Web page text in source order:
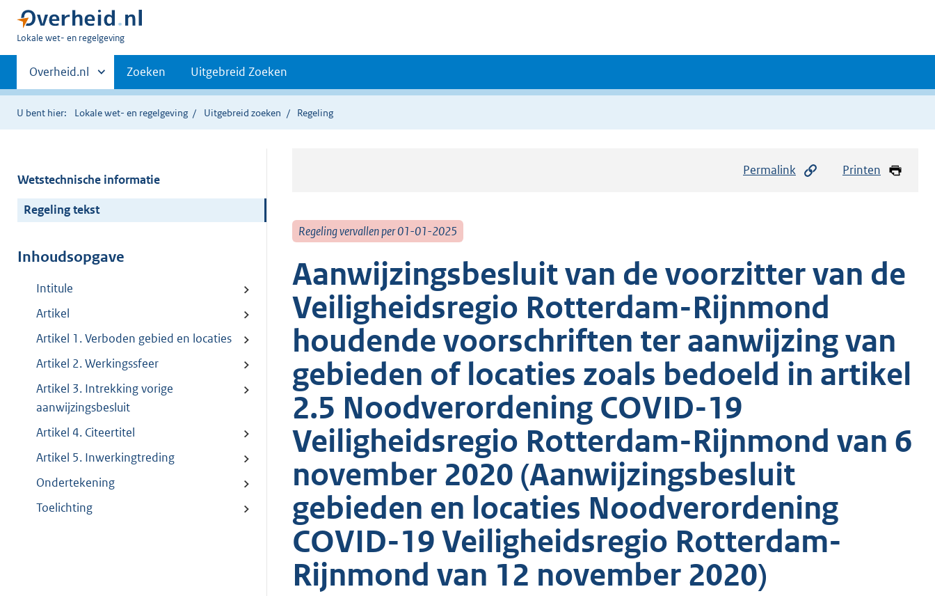
U
hier:
Lokale wet- en regelgeving
Primaire
navigatie
Andere
sites
binnen
Overheid.nl Zoeken Uitgebreid Zoeken
U bent hier: Lokale wet- en regelgeving Uitgebreid zoeken Regeling
Wetstechnische informatie
Regeling tekst
Inhoudsopgave
Intitule
Artikel
Artikel 1. Verboden gebied en locaties
Artikel 2. Werkingssfeer
Artikel 3. Intrekking vorige
aanwijzingsbesluit
Artikel 4. Citeertitel
Artikel 5. Inwerkingtreding
Ondertekening
Toelichting
Permalink Printen
Regeling vervallen per 01-01-2025
Aanwijzingsbesluit van de voorzitter van de
Veiligheidsregio Rotterdam-Rijnmond
houdende voorschriften ter aanwijzing van
gebieden of locaties zoals bedoeld in artikel
2.5 Noodverordening COVID-19
Veiligheidsregio Rotterdam-Rijnmond van 6
november 2020 (Aanwijzingsbesluit
gebieden en locaties Noodverordening
COVID-19 Veiligheidsregio Rotterdam-
Rijnmond van 12 november 2020)